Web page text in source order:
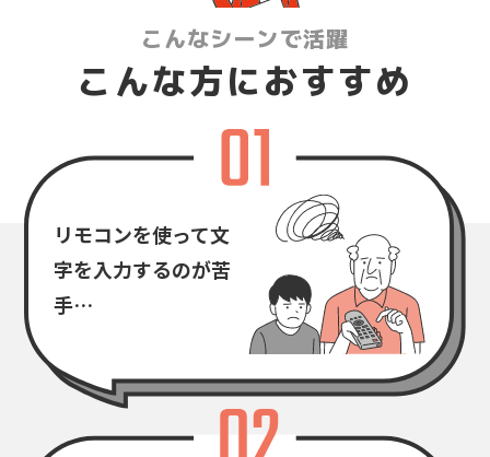
こんなシーンで活躍
こんな方におすすめ
リモコンを使って文
字を入力するのが苦
手…